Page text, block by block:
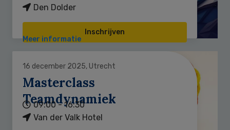
Den Dolder
Inschrijven
Meer informatie
16 december 2025, Utrecht
Masterclass
Teamdynamiek
09:00 - 16:30
Van der Valk Hotel